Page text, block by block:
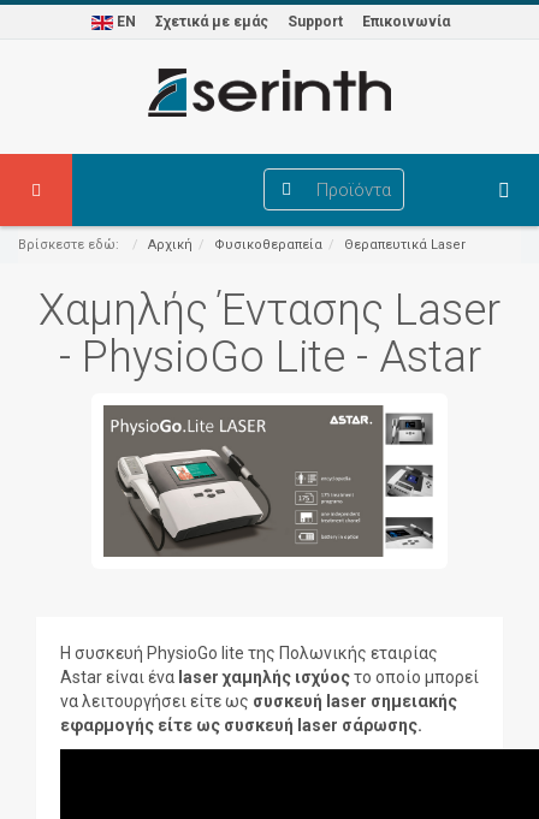
EN Σχετικά με εμάς Support Επικοινωνία
Προϊόντα
Βρίσκεστε εδώ: Αρχική Φυσικοθεραπεία Θεραπευτικά Laser
Χαμηλής Έντασης Laser
- PhysioGo Lite - Astar
Η συσκευή PhysioGo lite της Πολωνικής εταιρίας
Astar είναι ένα laser χαμηλής ισχύοςτο οποίο μπορεί
να λειτουργήσει είτε ως συσκευή laser σημειακής
εφαρμογής είτε ως συσκευή laser σάρωσης.